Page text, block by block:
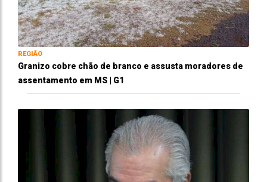
REGIÃO
Granizo cobre chão de branco e assusta moradores de
assentamento em MS | G1